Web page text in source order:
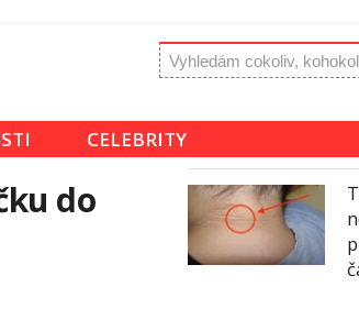
CELEBRITY
do